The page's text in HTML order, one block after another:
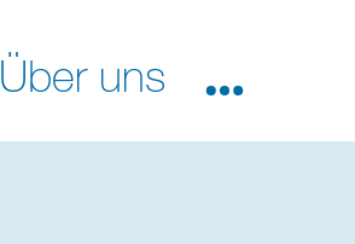
Über uns